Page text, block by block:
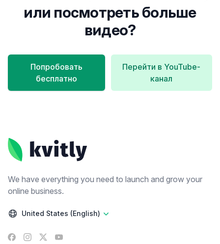
или посмотреть больше
видео?
Попробовать
бесплатно
Перейти в YouTube-
канал
We have everything you need to launch and grow your
online business.
United States (English)
Facebook
Instagram
X YouTube